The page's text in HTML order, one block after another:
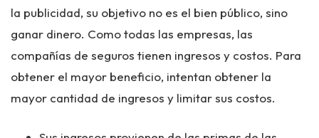
la publicidad, su objetivo no es el bien público, sino
ganar dinero. Como todas las empresas, las
compañías de seguros tienen ingresos y costos. Para
obtener el mayor beneficio, intentan obtener la
mayor cantidad de ingresos y limitar sus costos.